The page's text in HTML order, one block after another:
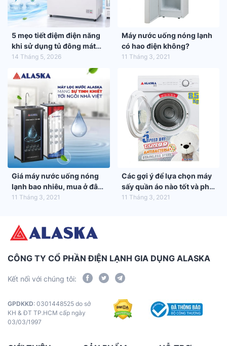
5 mẹo tiết điệm điện năng
khi sử dụng tủ đông mát
trong mùa hè 2026
14 Tháng 5, 2026
Máy nước uống nóng lạnh
có hao điện không?
11 Tháng 3, 2021
Giá máy nước uống nóng
lạnh bao nhiêu, mua ở đâu
tốt nhất?
11 Tháng 3, 2021
Các gợi ý để lựa chọn máy
sấy quần áo nào tốt và phù
hợp nhất với gia đình bạn
11 Tháng 3, 2021
CÔNG TY CỔ PHẦN ĐIỆN LẠNH GIA DỤNG ALASKA
Kết nối với chúng tôi:
GPDKKD: 0301448525 do sở
KH & ĐT TP.HCM cấp ngày
03/03/1997